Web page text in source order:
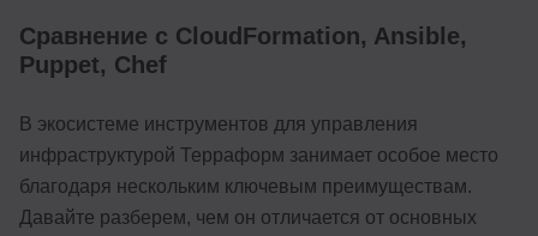
Сравнение с CloudFormation, Ansible,
Puppet, Chef
В экосистеме инструментов для управления
инфраструктурой Терраформ занимает особое место
благодаря нескольким ключевым преимуществам.
Давайте разберем, чем он отличается от основных